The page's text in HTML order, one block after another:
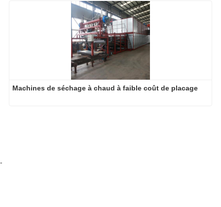
Machines de séchage à chaud à faible coût de placage
-